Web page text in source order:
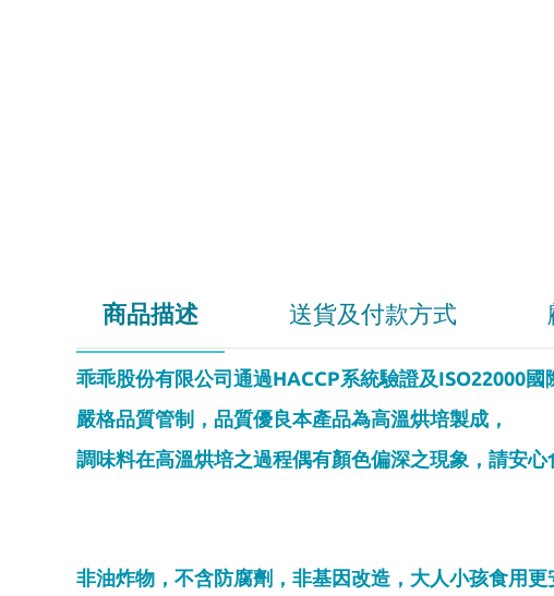
商品描述 送貨及付款方式
乖乖股份有限公司通過HACCP系統驗證及ISO22000國
嚴格品質管制，品質優良本產品為高溫烘培製成，
調味料在高溫烘培之過程偶有顏色偏深之現象，請安心
非油炸物，不含防腐劑，非基因改造，大人小孩食用更